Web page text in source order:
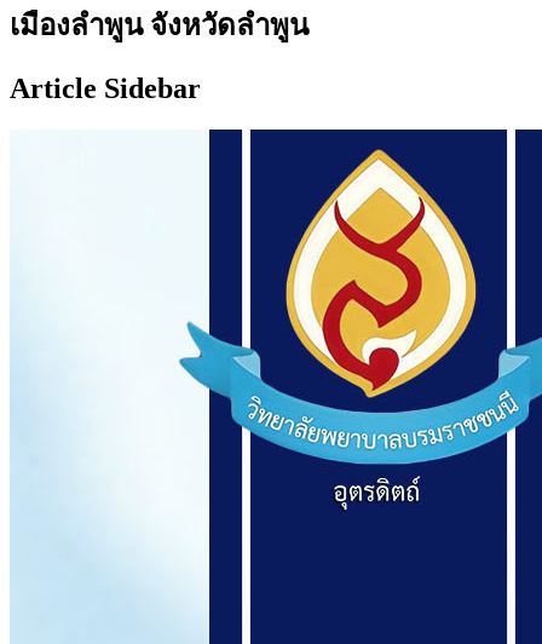
เมืองลำพูน จังหวัดลำพูน
Article Sidebar